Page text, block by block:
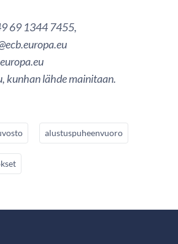
69 1344 7455,
kunhan lähde mainitaan.
alustuspuheenvuoro